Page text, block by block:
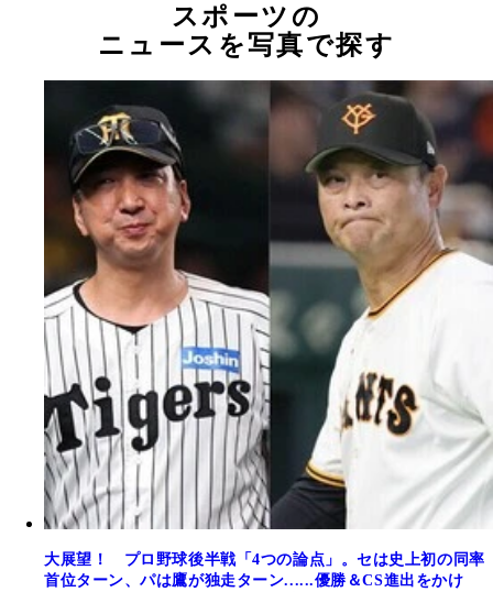
スポーツの
ニュースを写真で探す
大展望！ プロ野球後半戦「4つの論点」。セは史上初の同率
首位ターン、パは鷹が独走ターン......優勝＆CS進出をかけ